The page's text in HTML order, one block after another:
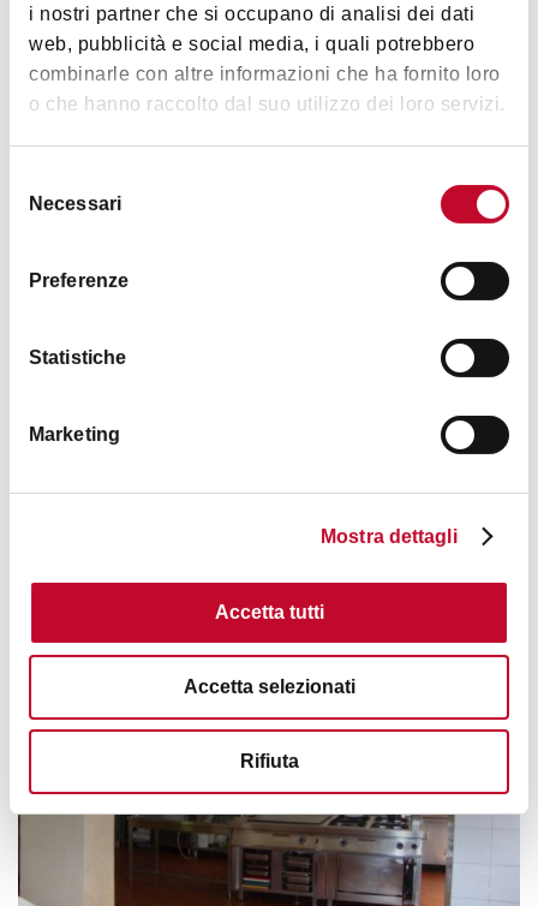
i nostri partner che si occupano di analisi dei dati
web, pubblicità e social media, i quali potrebbero
combinarle con altre informazioni che ha fornito loro
o che hanno raccolto dal suo utilizzo dei loro servizi.
delNecessari
Preferenze
Statistiche
Marketing
Mostra dettagli
Accetta tutti
Accetta selezionati
Rifiuta
Hostaria la Bottega di Franco
COOKING SCHOOLS AND SFOGLINE